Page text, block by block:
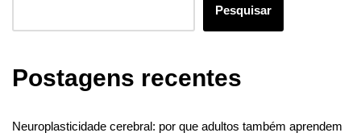
Pesquisar
Postagens recentes
Neuroplasticidade cerebral: por que adultos também aprendem